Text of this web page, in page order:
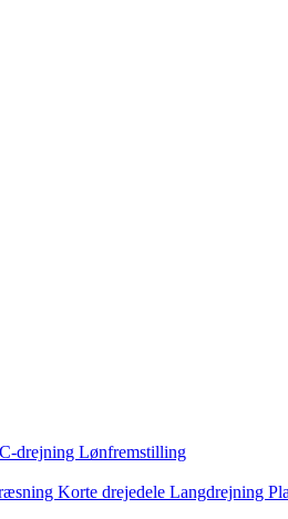
drejning Lønfremstilling
Korte drejedele Langdrejning